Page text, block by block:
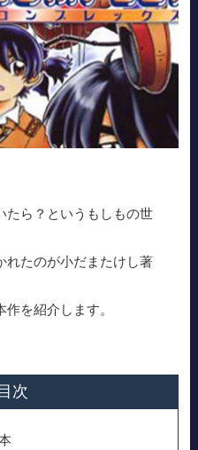
たら？というもしもの世
れたのが小だまたけし著
を紹介します。
次